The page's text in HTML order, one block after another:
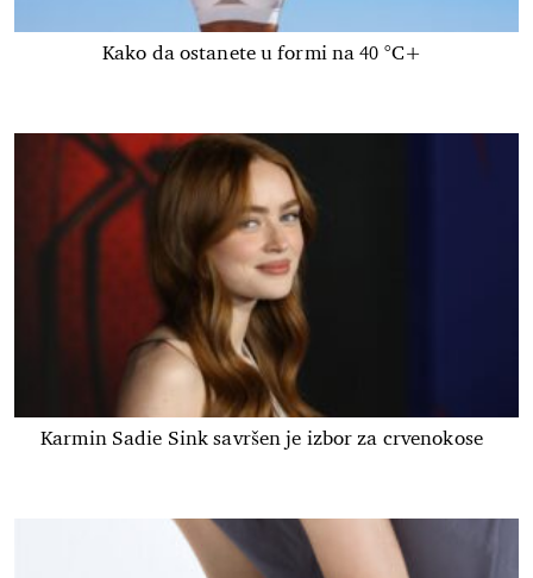
Kako da ostanete u formi na 40 °C+
Karmin Sadie Sink savršen je izbor za crvenokose